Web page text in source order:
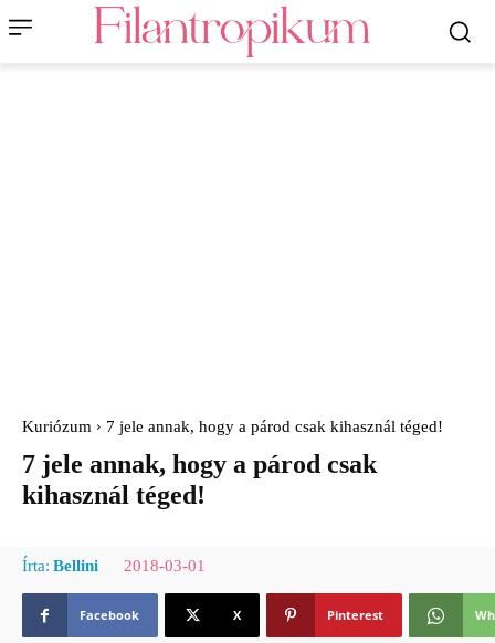
Kuriózum 7 jele annak, hogy a párod csak kihasznál téged!
7 jele annak, hogy a párod csak
kihasznál téged!
Írta: Bellini 2018-03-01
Facebook X Pinterest